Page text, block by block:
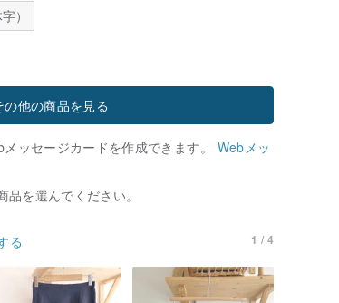
）
の他の商品を見る
ッセージカードを作成できます。 Webメッ
を選んでください。
る 1 / 4